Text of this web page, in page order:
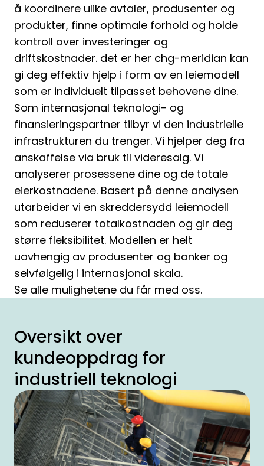
å koordinere ulike avtaler, produsenter og
produkter, finne optimale forhold og holde
kontroll over investeringer og
driftskostnader. det er her chg-meridian kan
gi deg effektiv hjelp i form av en leiemodell
som er individuelt tilpasset behovene dine.
Som internasjonal teknologi- og
finansieringspartner tilbyr vi den industrielle
infrastrukturen du trenger. Vi hjelper deg fra
anskaffelse via bruk til videresalg. Vi
analyserer prosessene dine og de totale
eierkostnadene. Basert på denne analysen
utarbeider vi en skreddersydd leiemodell
som reduserer totalkostnaden og gir deg
større fleksibilitet. Modellen er helt
uavhengig av produsenter og banker og
selvfølgelig i internasjonal skala.
Se alle mulighetene du får med oss.
Oversikt over
kundeoppdrag for
industriell teknologi